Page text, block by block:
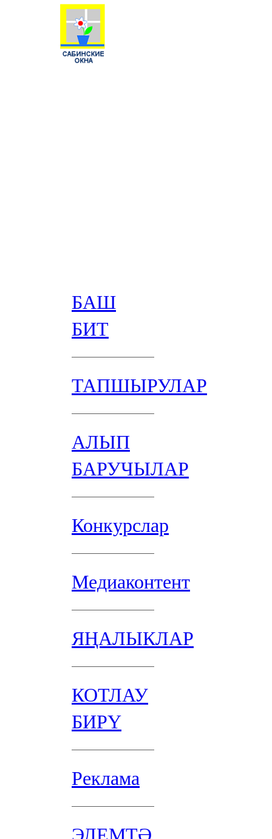
БАШ
БИТ
ТАПШЫРУЛАР
АЛЫП
БАРУЧЫЛАР
Конкурслар
Медиаконтент
ЯҢАЛЫКЛАР
КОТЛАУ
БИРҮ
Реклама